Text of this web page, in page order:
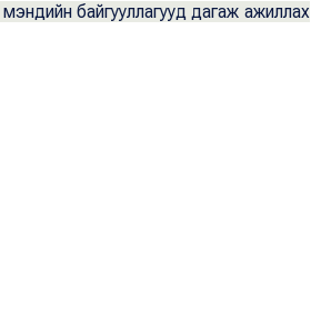
байгууллагууд дагаж ажиллах